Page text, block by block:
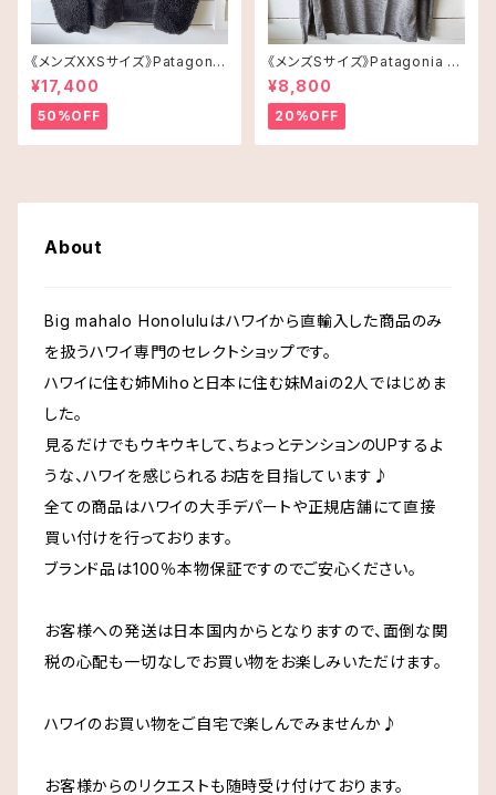
Malie Kai マリエカイ
Ralph Laurenラルフローレン
Starbucks スターバックス
Tory Burch トリーバーチ
T＆C Surfタウンアンドカントリー
Whole Foods Market ホールフーズ
《メンズXXSサイズ》Patagonia
レトロX
¥17,400
50%OFF
《メンズSサイズ》Patagonia ロ
ングスリーブT-shirt
¥8,800
20%OFF
About
Big mahalo Honoluluはハワイから直輸入した商品のみ
を扱うハワイ専門のセレクトショップです。
ハワイに住む姉Mihoと日本に住む妹Maiの2人ではじめま
した。
見るだけでもウキウキして、ちょっとテンションのUPするよ
うな、ハワイを感じられるお店を目指しています♪
全ての商品はハワイの大手デパートや正規店舗にて直接
買い付けを行っております。
ブランド品は100％本物保証ですのでご安心ください。
お客様への発送は日本国内からとなりますので、面倒な関
税の心配も一切なしでお買い物をお楽しみいただけます。
ハワイのお買い物をご自宅で楽しんでみませんか♪
お客様からのリクエストも随時受け付けております。